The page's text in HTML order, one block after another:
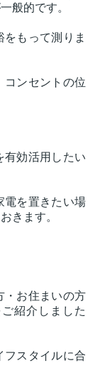
般的です。
もって測りま
コンセントの位
有効活用したい
電を置きたい場
きます。
・お住まいの方
紹介しました
フスタイルに合